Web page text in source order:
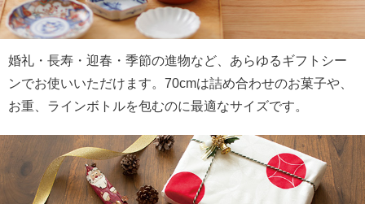
婚礼・長寿・迎春・季節の進物など、あらゆるギフトシー
ンでお使いいただけます。70cmは詰め合わせのお菓子や、
お重、ラインボトルを包むのに最適なサイズです。